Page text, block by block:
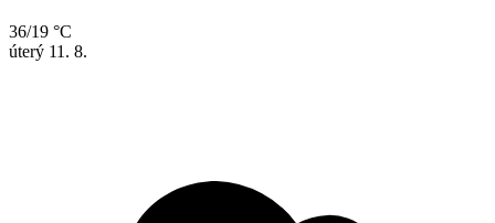
36/19 °C
úterý 11. 8.